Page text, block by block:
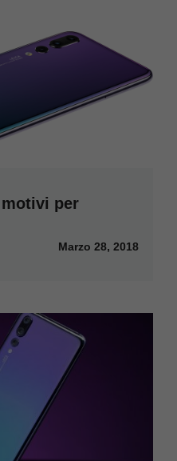
motivi per
Marzo 28, 2018